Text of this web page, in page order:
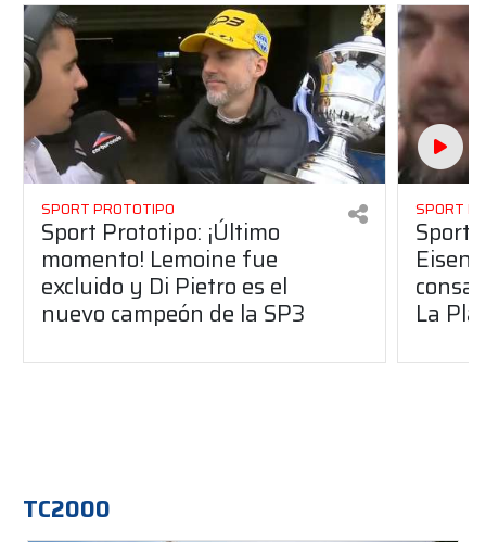
SPORT PROTOTIPO
Sport Prototipo: ¡Último
momento! Lemoine fue
excluido y Di Pietro es el
nuevo campeón de la SP3
SPORT
Sport
La
TC2000